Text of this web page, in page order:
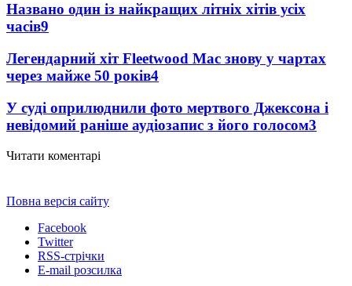
Названо один із найкращих літніх хітів усіх
часів9
Легендарний хіт Fleetwood Mac знову у чартах
через майже 50 років4
У суді оприлюднили фото мертвого Джексона і
невідомий раніше аудіозапис з його голосом3
Читати коментарі
Повна версія сайту
Facebook
Twitter
RSS-стрічки
E-mail розсилка